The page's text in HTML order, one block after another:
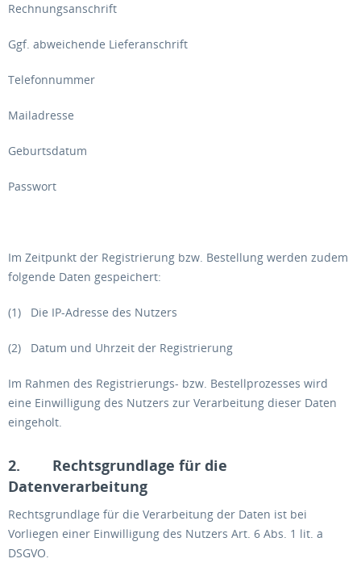
Rechnungsanschrift
Ggf. abweichende Lieferanschrift
Telefonnummer
Mailadresse
Geburtsdatum
Passwort
Im Zeitpunkt der Registrierung bzw. Bestellung werden zudem
folgende Daten gespeichert:
(1) Die IP-Adresse des Nutzers
(2) Datum und Uhrzeit der Registrierung
Im Rahmen des Registrierungs- bzw. Bestellprozesses wird
eine Einwilligung des Nutzers zur Verarbeitung dieser Daten
eingeholt.
2. Rechtsgrundlage für die
Datenverarbeitung
Rechtsgrundlage für die Verarbeitung der Daten ist bei
Vorliegen einer Einwilligung des Nutzers Art. 6 Abs. 1 lit. a
DSGVO.